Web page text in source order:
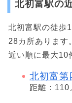
北初富駅の
北初富駅の徒歩
28カ所あります
近い順に最大10
北初富第
距離：110